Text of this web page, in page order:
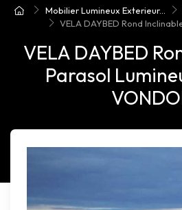
Mobilier Lumineux Exterieur...
VELA DAYBED Rond
VELA DAYBED
Parasol